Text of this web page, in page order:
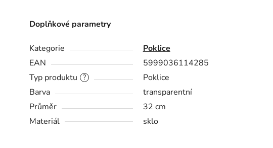
Doplňkové parametry
Kategorie
Poklice
EAN
5999036114285
?
Typ produktu
Poklice
Barva
transparentní
Průměr
32 cm
Materiál
sklo